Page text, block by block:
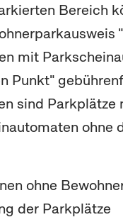
Bereich
mit
Punkt"
sind Parkplätze
ohne
ohne
der Parkplätze